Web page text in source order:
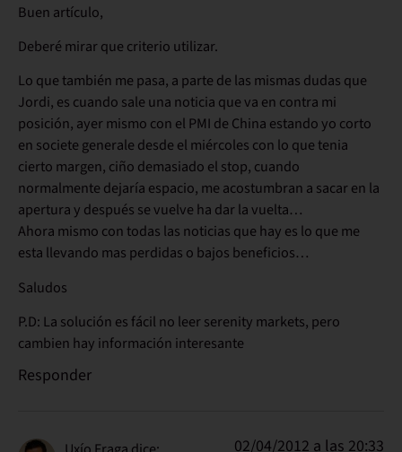
Buen artículo,
Deberé mirar que criterio utilizar.
Lo que también me pasa, a parte de las mismas dudas que
Jordi, es cuando sale una noticia que va en contra mi
posición, ayer mismo con el PMI de China estando yo corto
en societe generale desde el miércoles con lo que tenia
cierto margen, ciño demasiado el stop, cuando
normalmente dejaría espacio, me acostumbran a sacar en la
apertura y después se vuelve ha dar la vuelta…
Ahora mismo con todas las noticias que hay es lo que me
esta llevando mas perdidas o bajos beneficios…
Saludos
P.D: La solución es fácil no leer serenity markets, pero
cambien hay información interesante
Responder
02/04/2012 a las 20:33